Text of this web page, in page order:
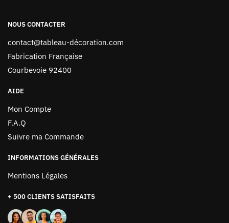
NOUS CONTACTER
contact@tableau-décoration.com
Fabrication Française
Courbevoie 92400
AIDE
Mon Compte
F.A.Q
Suivre ma Commande
INFORMATIONS GÉNÉRALES
Mentions Légales
+ 500 CLIENTS SATISFAITS